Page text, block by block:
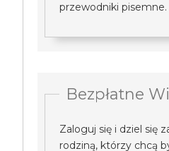
przewodniki pisemne.
Bezpłatne
Zaloguj się i dziel się
rodziną, którzy chcą